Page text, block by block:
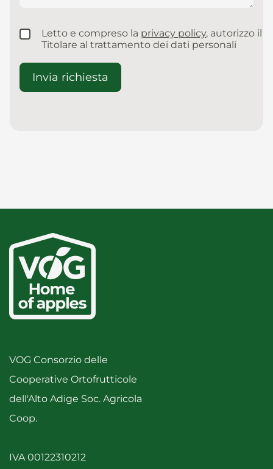
Letto e compreso la privacy policy, autorizzo il
Titolare al trattamento dei dati personali
VOG Consorzio delle
Cooperative Ortofrutticole
dell'Alto Adige Soc. Agricola
Coop.
IVA 00122310212